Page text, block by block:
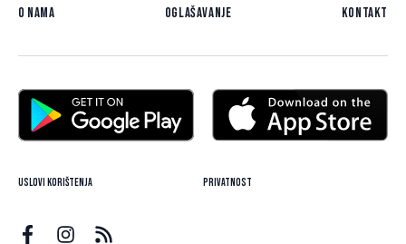
O nama Oglašavanje Kontakt
Uslovi korištenja Privatnost